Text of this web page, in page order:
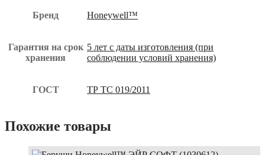
Бренд Honeywell™
Гарантия на срок
хранения
5 лет с даты изготовления (при
соблюдении условий хранения)
ГОСТ ТР ТС 019/2011
Похожие товары